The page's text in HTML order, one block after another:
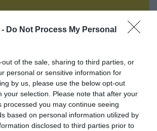
- Do Not Process My Personal
out of the sale, sharing to third parties, or
personal or sensitive information for
by us, please use the below opt-out
your selection. Please note that after your
processed you may continue seeing
based on personal information utilized by
disclosed to third parties prior to